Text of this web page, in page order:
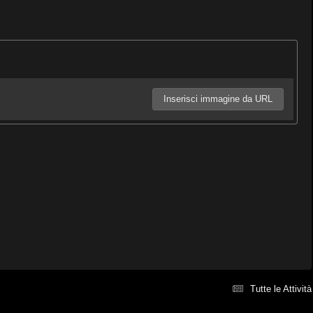
Inserisci immagine da URL
Tutte le Attività